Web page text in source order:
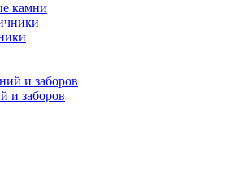
камни
и заборов